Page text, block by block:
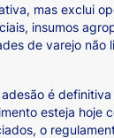
mas exclui
insumos
de varejo não
é
esteja hoje
o